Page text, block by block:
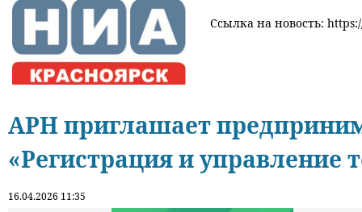
Ссылка на новость:
АРН приглашает
«Регистрация и управление
16.04.2026 11:35